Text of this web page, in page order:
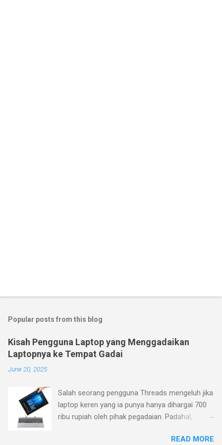
Popular posts from this blog
Kisah Pengguna Laptop yang Menggadaikan
Laptopnya ke Tempat Gadai
June 20, 2025
Salah seorang pengguna Threads mengeluh jika
laptop keren yang ia punya hanya dihargai 700
ribu rupiah oleh pihak pegadaian. Padahal,
jadul (pembelian Januari 2023), sementara ia
READ MORE